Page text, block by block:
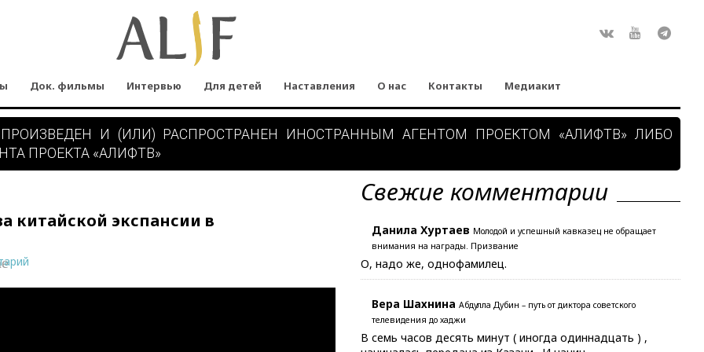
Док. фильмы Интервью Для детей Наставления О нас Контакты Медиакит
И (ИЛИ) РАСПРОСТРАНЕН ИНОСТРАННЫМ АГЕНТОМ ПРОЕКТОМ «АЛИФТВ» ЛИБО
ПРОЕКТА «АЛИФТВ»
китайской экспансии в
Свежие комментарии
Данила Хуртаев Молодой и успешный кавказец не обращает
внимания на награды. Призвание
О, надо же, однофамилец.
Вера Шахнина Абдулла Дубин – путь от диктора советского
телевидения до хаджи
В семь часов десять минут ( иногда одиннадцать ) ,